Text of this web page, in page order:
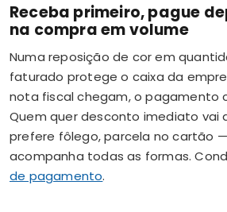
Receba primeiro, pague
na compra em volume
Numa reposição de cor em
faturado protege o caixa da
nota fiscal chegam, o pagamento
Quem quer desconto imediato vai
prefere fôlego, parcela no cartão
acompanha todas as formas.
de pagamento.